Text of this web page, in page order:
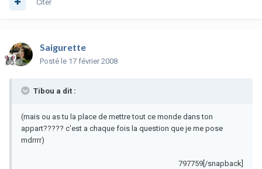
Citer
Saigurette
Posté le 17 février 2008
Tibou a dit :
(mais ou as tu la place de mettre tout ce monde dans ton
appart????? c'est a chaque fois la question que je me pose
mdrrrr)
797759[/snapback]